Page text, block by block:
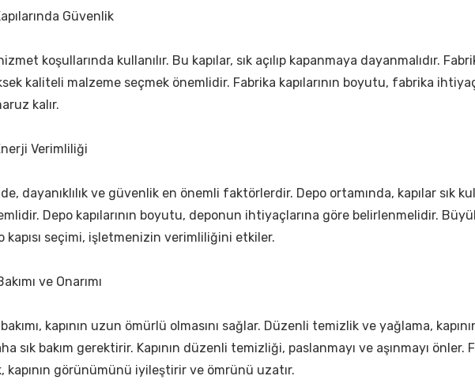
Güvenlik
koşullarında kullanılır. Bu kapılar, sık açılıp kapanmaya dayanmalıdır.
kaliteli malzeme seçmek önemlidir. Fabrika kapılarının boyutu, fabrika
kalır.
Verimliliği
dayanıklılık ve güvenlik en önemli faktörlerdir. Depo ortamında, kapılar sık
Depo kapılarının boyutu, deponun ihtiyaçlarına göre belirlenmelidir.
kapısı seçimi, işletmenizin verimliliğini etkiler.
ve Onarımı
kapının uzun ömürlü olmasını sağlar. Düzenli temizlik ve yağlama,
sık bakım gerektirir. Kapının düzenli temizliği, paslanmayı ve aşınmayı
kapının görünümünü iyileştirir ve ömrünü uzatır.